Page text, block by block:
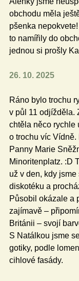
obchodu měla
pšenka
to namířily do
jednou si prošly
26. 10. 2025
Ráno bylo trochu
v půl 11 odjížděla.
chtěla něco rychle
o trochu víc Vídně.
Panny Marie
Minoritenplatz. :D
už v den, kdy
diskotéku a
Působil okázale a
zajímavě –
Británii – svojí
S Natálkou jsme
gotiky, podle
cihlové fasády.